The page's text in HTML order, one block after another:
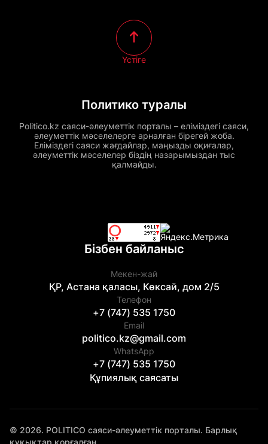
Политико туралы
Politico.kz саяси-әлеуметтік порталы – еліміздегі саяси,
әлеуметтік мәселелерге арналған бірегей жоба.
Еліміздегі саяси жағдайлар, маңызды оқиғалар,
әлеуметтік мәселелер біздің назарымыздан тыс
қалмайды.
Үстіге
Бізбен байланыс
Мекен-жай
ҚР, Астана қаласы, Көксай, дом 2/5
Телефон
+7 (747) 535 1750
Email
politico.kz@gmail.com
WhatsApp
+7 (747) 535 1750
Құпиялық саясаты
© 2026. POLITICO саяси-әлеуметтік порталы. Барлық
құқықтар қорғалған